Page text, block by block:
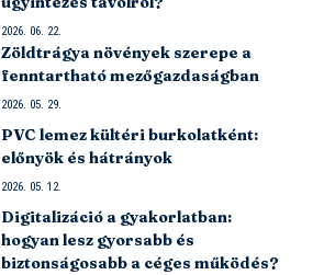
2026. 06. 22.
Zöldtrágya növények szerepe a
fenntartható mezőgazdaságban
2026. 05. 29.
PVC lemez kültéri burkolatként:
előnyök és hátrányok
2026. 05. 12.
Digitalizáció a gyakorlatban:
hogyan lesz gyorsabb és
biztonságosabb a céges működés?